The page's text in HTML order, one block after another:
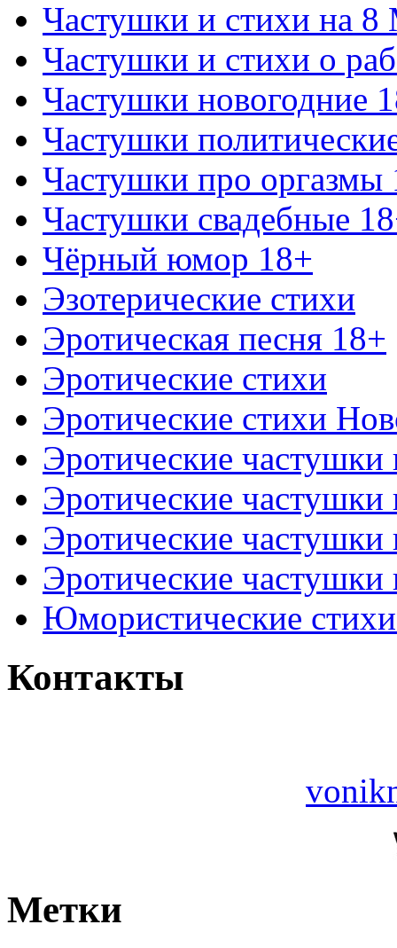
Частушки и стихи на 8
Частушки и стихи о
Частушки новогодние
Частушки
Частушки про оргазмы
Частушки свадебные
Чёрный юмор 18+
Эзотерические стихи
Эротическая песня 18+
Эротические стихи
Эротические стихи
Эротические
Эротические
Эротические
Эротические
Юмористические
Контакты
Метки